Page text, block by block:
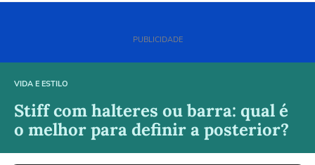
VIDA E ESTILO
Stiff com halteres ou barra: qual é
o melhor para definir a posterior?